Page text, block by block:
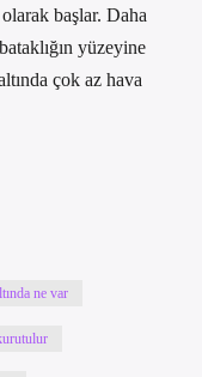
başlar. Daha
yüzeyine
çok az hava
ne var